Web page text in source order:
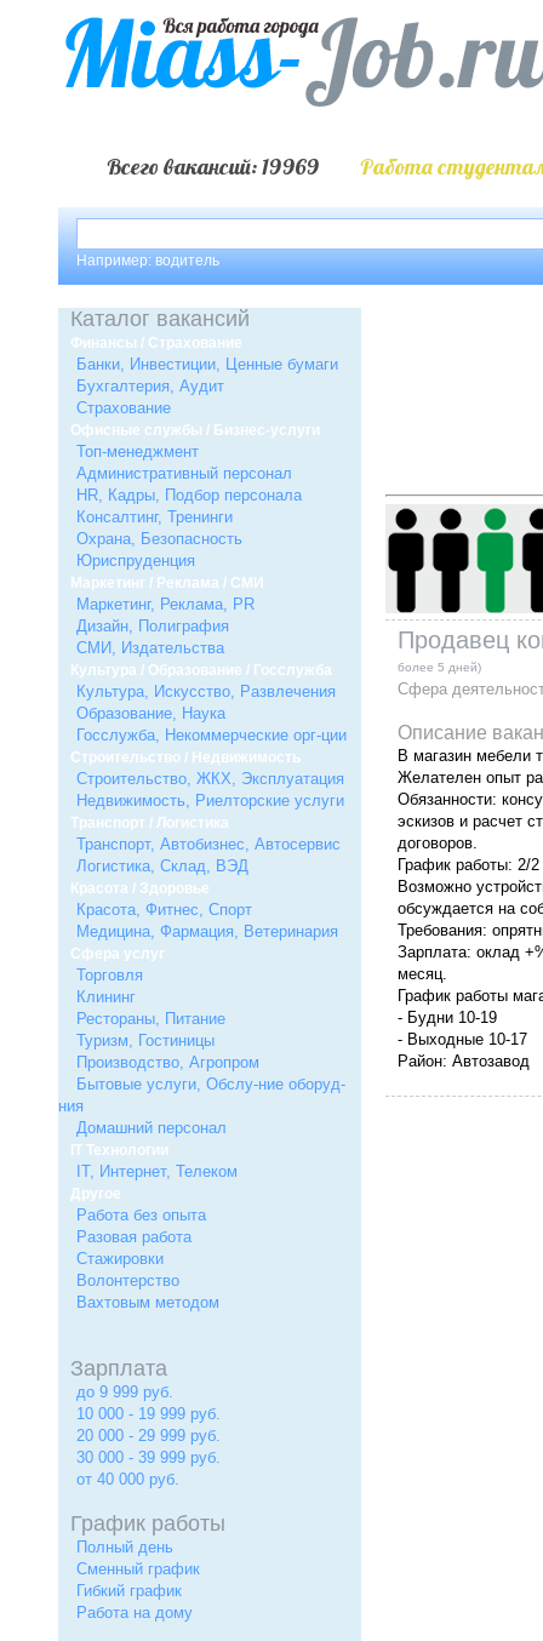
Всего вакансий: 19969 Работа
Например: водитель
Продавец
более 5 дней)
Сфера
Описание
В магазин мебели
Желателен опыт
Обязанности:
эскизов и расчет
договоров.
График работы: 2/
Возможно
обсуждается на
Требования:
Зарплата: оклад
месяц.
График работы
- Будни 10-19
- Выходные 10-17
Район: Автозавод
Каталог вакансий
Финансы / Страхование
Банки, Инвестиции, Ценные бумаги
Бухгалтерия, Аудит
Страхование
Офисные службы / Бизнес-услуги
Топ-менеджмент
Административный персонал
HR, Кадры, Подбор персонала
Консалтинг, Тренинги
Охрана, Безопасность
Юриспруденция
Маркетинг / Реклама / СМИ
Маркетинг, Реклама, PR
Дизайн, Полиграфия
СМИ, Издательства
Культура / Образование / Госслужба
Культура, Искусство, Развлечения
Образование, Наука
Госслужба, Некоммерческие орг-ции
Строительство / Недвижимость
Строительство, ЖКХ, Эксплуатация
Недвижимость, Риелторские услуги
Транспорт / Логистика
Транспорт, Автобизнес, Автосервис
Логистика, Склад, ВЭД
Красота / Здоровье
Красота, Фитнес, Спорт
Медицина, Фармация, Ветеринария
Сфера услуг
Торговля
Клининг
Рестораны, Питание
Туризм, Гостиницы
Производство, Агропром
Бытовые услуги, Обслу-ние оборуд-
ния
Домашний персонал
IT Технологии
IT, Интернет, Телеком
Другое
Работа без опыта
Разовая работа
Стажировки
Волонтерство
Вахтовым методом
Зарплата
до 9 999 руб.
10 000 - 19 999 руб.
20 000 - 29 999 руб.
30 000 - 39 999 руб.
от 40 000 руб.
График работы
Полный день
Сменный график
Гибкий график
Работа на дому